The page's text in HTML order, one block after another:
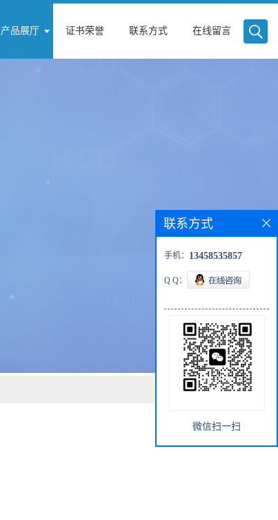
产品展厅 证书荣誉 联系方式 在线留言
联系方式
手机： 13458535857
Q Q：
微信扫一扫